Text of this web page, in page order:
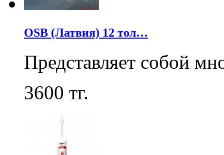
OSB (Латвия) 12 тол…
Представляет собой
3600 тг.